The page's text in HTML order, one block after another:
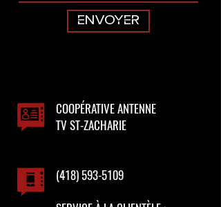
ENVOYER
COOPÉRATIVE ANTENNE
TV ST-ZACHARIE
(418) 593-5109